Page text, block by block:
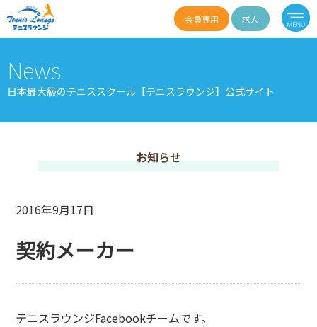
会員専用 求人
News
日本最大級のテニススクール【テニスラウンジ】公式サイト
お知らせ
2016年9月17日
契約メーカー
テニスラウンジFacebookチームです。